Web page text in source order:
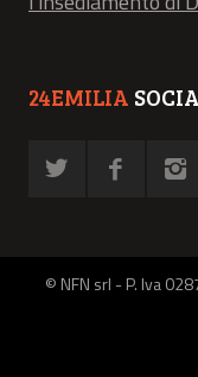
24EMILIA
© NFN srl - P. Iva